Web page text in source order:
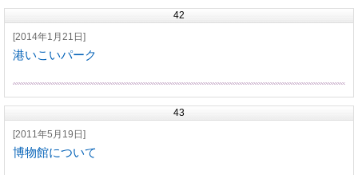
42
[2014年1月21日]
港いこいパーク
43
[2011年5月19日]
博物館について